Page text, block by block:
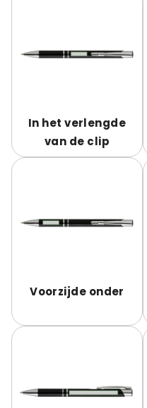
In het verlengde
van de clip
Voorzijde onder